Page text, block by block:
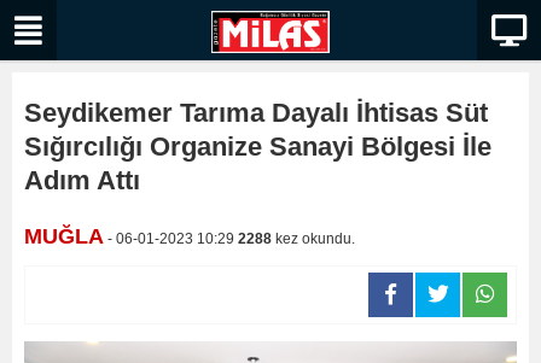
Seydikemer Tarıma Dayalı İhtisas Süt
Sığırcılığı Organize Sanayi Bölgesi İle
Adım Attı
MUĞLA - 06-01-2023 10:29 2288 kez okundu.